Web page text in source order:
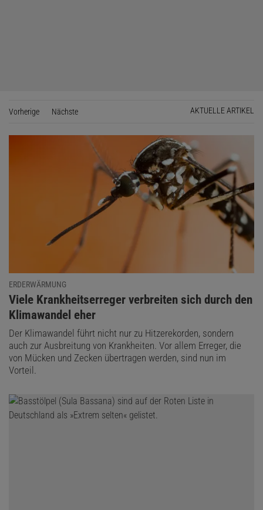
Vorherige SeiteNächste AKTUELLE ARTIKEL
ERDERWÄRMUNG
:
Viele Krankheitserreger verbreiten sich durch den
Klimawandel eher
Der Klimawandel führt nicht nur zu Hitzerekorden, sondern
auch zur Ausbreitung von Krankheiten. Vor allem Erreger, die
von Mücken und Zecken übertragen werden, sind nun im
Vorteil.